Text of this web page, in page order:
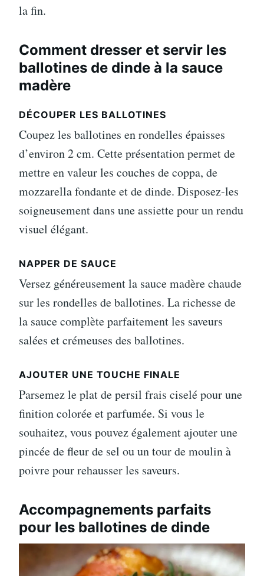
la fin.
Comment dresser et servir les
ballotines de dinde à la sauce
madère
DÉCOUPER LES BALLOTINES
Coupez les ballotines en rondelles épaisses
d’environ 2 cm. Cette présentation permet de
mettre en valeur les couches de coppa, de
mozzarella fondante et de dinde. Disposez-les
soigneusement dans une assiette pour un rendu
visuel élégant.
NAPPER DE SAUCE
Versez généreusement la sauce madère chaude
sur les rondelles de ballotines. La richesse de
la sauce complète parfaitement les saveurs
salées et crémeuses des ballotines.
AJOUTER UNE TOUCHE FINALE
Parsemez le plat de persil frais ciselé pour une
finition colorée et parfumée. Si vous le
souhaitez, vous pouvez également ajouter une
pincée de fleur de sel ou un tour de moulin à
poivre pour rehausser les saveurs.
Accompagnements parfaits
pour les ballotines de dinde